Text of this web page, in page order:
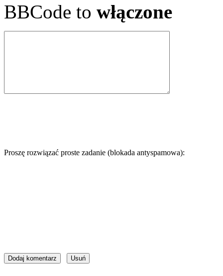
BBCode to włączone
Proszę rozwiązać proste zadanie (blokada antyspamowa):